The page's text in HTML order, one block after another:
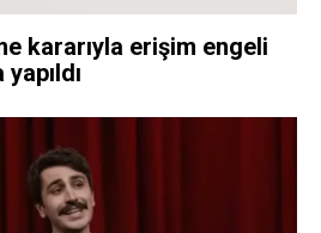
kararıyla erişim engeli